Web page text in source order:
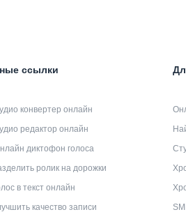
ссылки
конвертер онлайн
редактор онлайн
диктофон голоса
ролик на дорожки
в текст онлайн
качество записи